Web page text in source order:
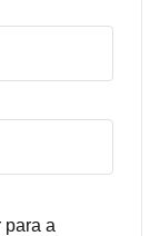
para a